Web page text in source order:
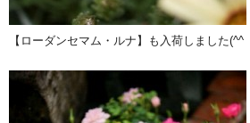
【ローダンセマム・ルナ】も入荷しました(^^ゞ